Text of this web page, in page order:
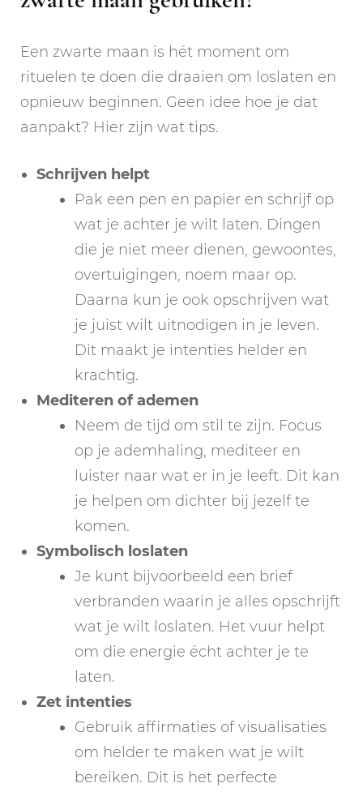
Een zwarte maan is hét moment om
rituelen te doen die draaien om loslaten en
opnieuw beginnen. Geen idee hoe je dat
aanpakt? Hier zijn wat tips.
Schrijven helpt
Pak een pen en papier en schrijf op
wat je achter je wilt laten. Dingen
die je niet meer dienen, gewoontes,
overtuigingen, noem maar op.
Daarna kun je ook opschrijven wat
je juist wilt uitnodigen in je leven.
Dit maakt je intenties helder en
krachtig.
Mediteren of ademen
Neem de tijd om stil te zijn. Focus
op je ademhaling, mediteer en
luister naar wat er in je leeft. Dit kan
je helpen om dichter bij jezelf te
komen.
Symbolisch loslaten
Je kunt bijvoorbeeld een brief
verbranden waarin je alles opschrijft
wat je wilt loslaten. Het vuur helpt
om die energie écht achter je te
laten.
Zet intenties
Gebruik affirmaties of visualisaties
om helder te maken wat je wilt
bereiken. Dit is het perfecte